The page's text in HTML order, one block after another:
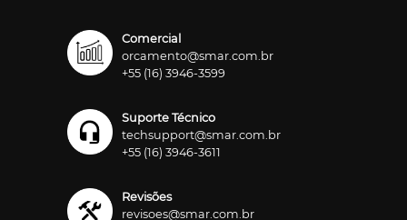
Comercial
orcamento@smar.com.br
+55 (16) 3946-3599
Suporte Técnico
techsupport@smar.com.br
+55 (16) 3946-3611
Revisões
revisoes@smar.com.br